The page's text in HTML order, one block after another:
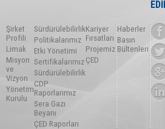
Şirket
Profili
Limak
Misyon
ve
Vizyon
Yönetim
Kurulu
Sürdürülebilirlik
Politikalarımız
Etki Yönetimi
Sertifikalarımız
Sürdürülebilirlik
CDP
Raporlarımız
Sera Gazı
Beyanı
ÇED Raporları
Kariyer
Fırsatları
Projemiz
ÇED
Haberler
Basın
Bültenleri